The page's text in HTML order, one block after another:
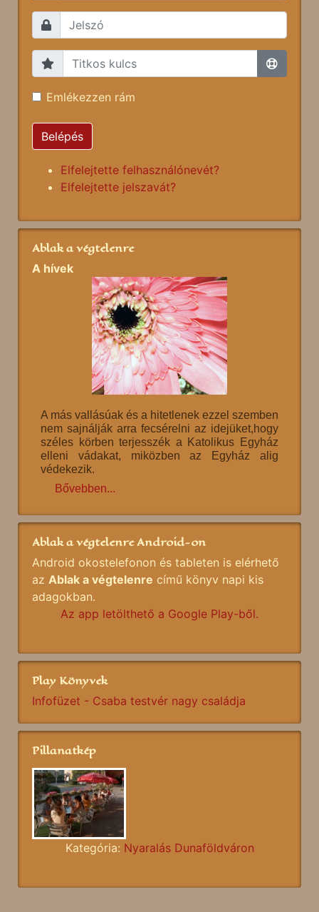
Emlékezzen rám
Belépés
Elfelejtette felhasználónevét?
Elfelejtette jelszavát?
Ablak a végtelenre
A hívek
A más vallásúak és a hitetlenek ezzel szemben
nem sajnálják arra fecsérelni az idejüket,hogy
széles körben terjesszék a Katolikus Egyház
elleni vádakat, miközben az Egyház alig
védekezik.
Bővebben...
Ablak a végtelenre Android-on
Android okostelefonon és tableten is elérhető
az Ablak a végtelenre című könyv napi kis
adagokban.
Az app letölthető a Google Play-ből.
Play Könyvek
Infofüzet - Csaba testvér nagy családja
Pillanatkép
Kategória: Nyaralás Dunaföldváron